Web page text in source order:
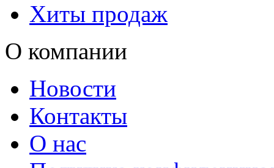
Хиты продаж
О компании
Новости
Контакты
О нас